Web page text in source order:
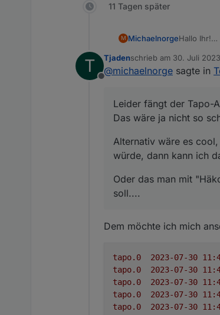
11 Tagen später
M MichaelnorgeHallo Ihr!
Ich habe
Leider
Das wäre
Oder das
Michael
T
Offline
Tjadenschrieb am 30. Juli
zuletzt editiert von
@michaelnorge sagte in
Leider fängt der Tapo-
Das wäre ja nicht so
Alternativ wäre es
würde, dann kann ich
Oder das man mit
soll....
Dem möchte ich mich
tapo.0
tapo.0
tapo.0
tapo.0
tapo.0